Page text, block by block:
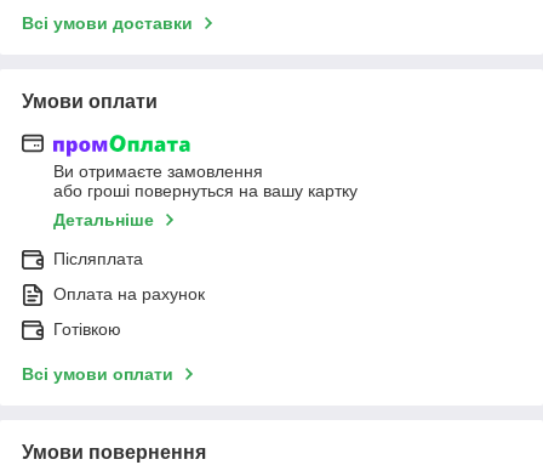
Всі умови доставки
Умови оплати
Ви отримаєте замовлення
або гроші повернуться на вашу картку
Детальніше
Післяплата
Оплата на рахунок
Готівкою
Всі умови оплати
Умови повернення